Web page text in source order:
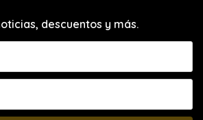
descuentos y más.